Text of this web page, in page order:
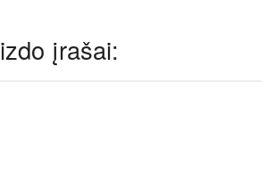
įrašai: